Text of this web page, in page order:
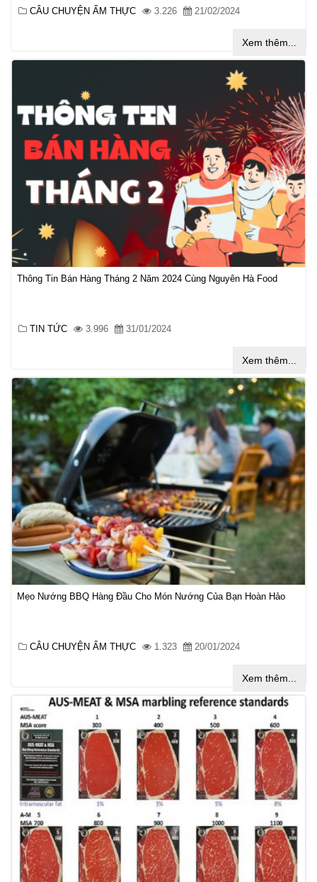
CÂU CHUYỆN ẨM THỰC 3.226 21/02/2024
Xem thêm...
Thông Tin Bán Hàng Tháng 2 Năm 2024 Cùng Nguyên Hà Food
TIN TỨC 3.996 31/01/2024
Xem thêm...
Mẹo Nướng BBQ Hàng Đầu Cho Món Nướng Của Bạn Hoàn Hảo
CÂU CHUYỆN ẨM THỰC 1.323 20/01/2024
Xem thêm...